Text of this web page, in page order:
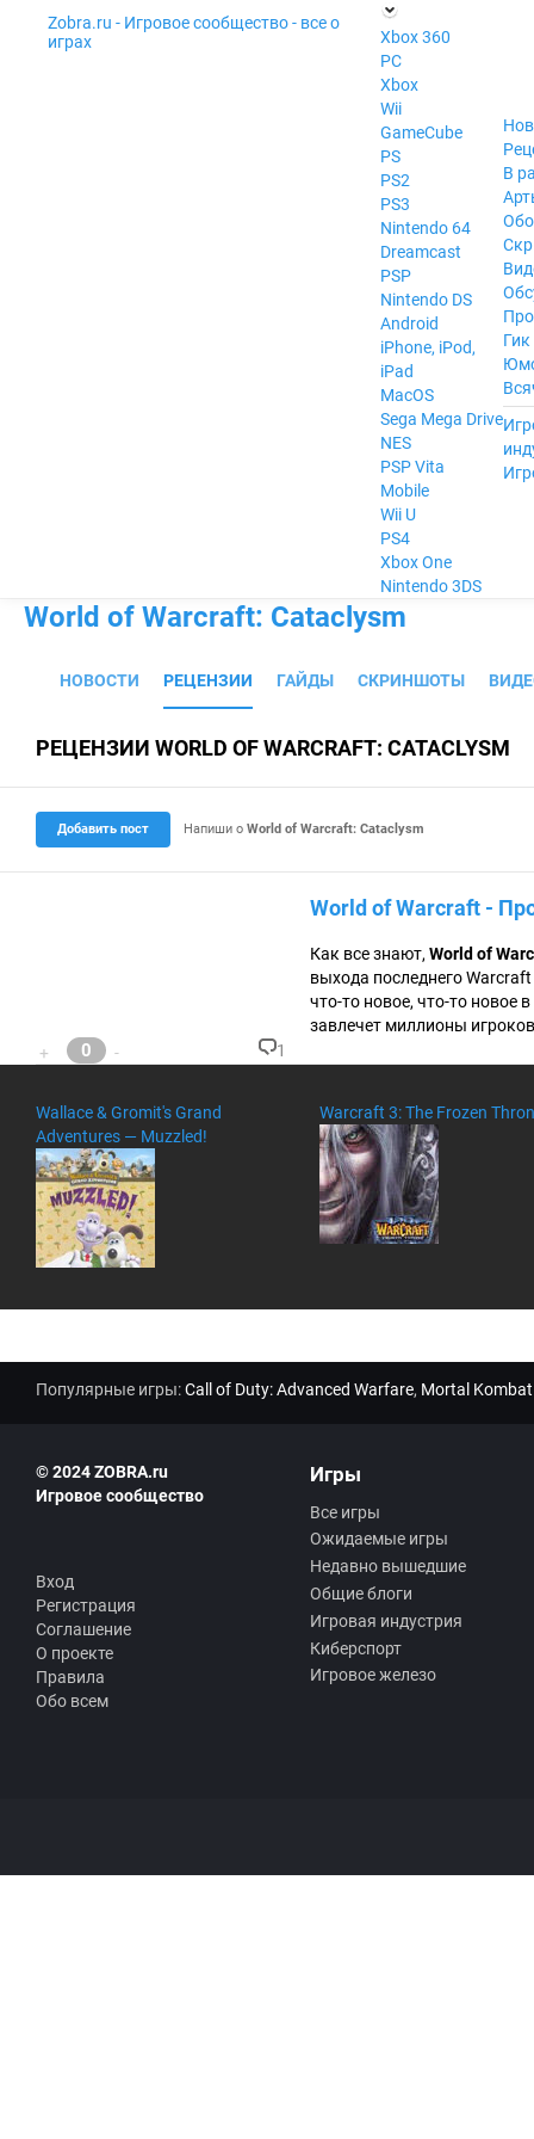
Zobra.ru - Игровое сообщество - все о
играх
П
ла
т
ф
ор
м
ы
Xbox 360
PC
Xbox
Wii
GameCube
PS
PS2
PS3
Nintendo 64
Dreamcast
PSP
Nintendo DS
Android
iPhone, iPod,
iPad
MacOS
Sega Mega Drive
NES
PSP Vita
Mobile
Wii U
PS4
Xbox One
Nintendo 3DS
В
Гик
World of Warcraft: Cataclysm
НОВОСТИ РЕЦЕНЗИИ ГАЙДЫ СКРИНШОТЫ
РЕЦЕНЗИИ WORLD OF WARCRAFT: CATACLYSM
Добавить пост Напиши о World of Warcraft: Cataclysm
World of Warcraft -
Как все знают, World of
выхода последнего
что-то новое, что-то новое
завлечет миллионы
+
0 -
К
1
Wallace & Gromit's Grand
Adventures — Muzzled!
Warcraft 3: The Frozen
Популярные игры:Call of Duty: Advanced Warfare, Mortal
© 2024 ZOBRA.ru
Игровое сообщество
Вход
Регистрация
Соглашение
О проекте
Правила
Обо всем
Игры
Все игры
Ожидаемые игры
Недавно вышедшие
Общие блоги
Игровая индустрия
Киберспорт
Игровое железо